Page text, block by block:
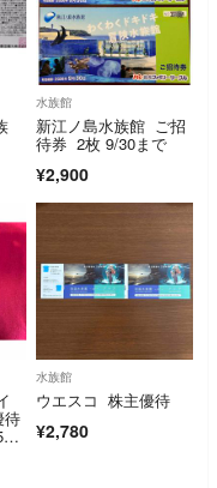
水族館
新江ノ島水族館 ご招
待券 2枚 9/30まで
¥2,900
待
水族館
ウエスコ 株主優待
¥2,780